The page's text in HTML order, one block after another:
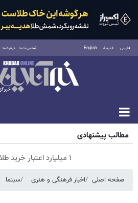
فارسی العربية English تماس با ما درباره ما
جمعه ۱۶ مرداد ۱۴۰۵
مطالب پیشنهادی
۱ میلیارد اعتبار خرید طلا | بدون ضامن و چک
صفحه اصلی اخبار فرهنگی و هنری سینما